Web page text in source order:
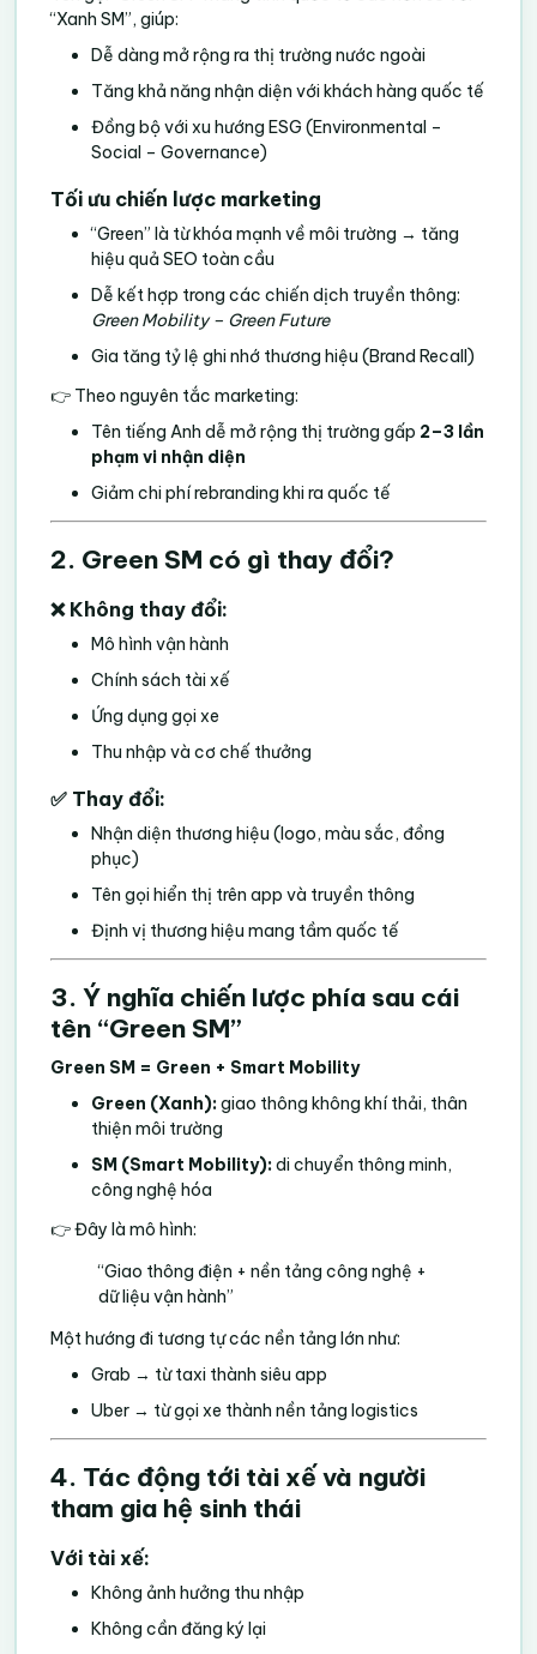
“Xanh SM”, giúp:
Dễ dàng mở rộng ra thị trường nước ngoài
Tăng khả năng nhận diện với khách hàng quốc tế
Đồng bộ với xu hướng ESG (Environmental –
Social – Governance)
Tối ưu chiến lược marketing
“Green” là từ khóa mạnh về môi trường → tăng
hiệu quả SEO toàn cầu
Dễ kết hợp trong các chiến dịch truyền thông:
Green Mobility – Green Future
Gia tăng tỷ lệ ghi nhớ thương hiệu (Brand Recall)
👉 Theo nguyên tắc marketing:
Tên tiếng Anh dễ mở rộng thị trường gấp 2–3 lần
phạm vi nhận diện
Giảm chi phí rebranding khi ra quốc tế
2. Green SM có gì thay đổi?
❌ Không thay đổi:
Mô hình vận hành
Chính sách tài xế
Ứng dụng gọi xe
Thu nhập và cơ chế thưởng
✅ Thay đổi:
Nhận diện thương hiệu (logo, màu sắc, đồng
phục)
Tên gọi hiển thị trên app và truyền thông
Định vị thương hiệu mang tầm quốc tế
3. Ý nghĩa chiến lược phía sau cái
tên “Green SM”
Green SM = Green + Smart Mobility
Green (Xanh):giao thông không khí thải, thân
thiện môi trường
SM (Smart Mobility):di chuyển thông minh,
công nghệ hóa
👉 Đây là mô hình:
“Giao thông điện + nền tảng công nghệ +
dữ liệu vận hành”
Một hướng đi tương tự các nền tảng lớn như:
Grab → từ taxi thành siêu app
Uber → từ gọi xe thành nền tảng logistics
4. Tác động tới tài xế và người
tham gia hệ sinh thái
Với tài xế:
Không ảnh hưởng thu nhập
Không cần đăng ký lại